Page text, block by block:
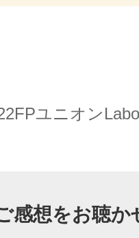
ユニオン
感想をお聴か